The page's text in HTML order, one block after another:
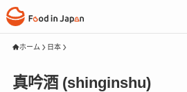
ホーム 日本
真吟酒 (shinginshu)